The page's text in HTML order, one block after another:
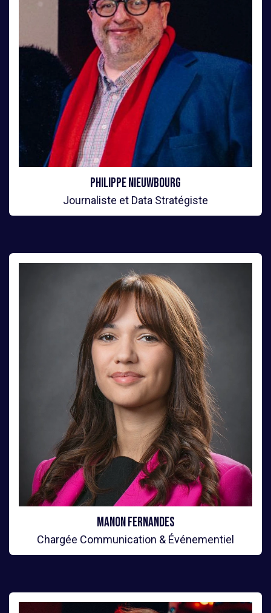
Manon Fernandes
Chargée Communication & Événementiel
Philippe Nieuwbourg
Journaliste et Data Stratégiste